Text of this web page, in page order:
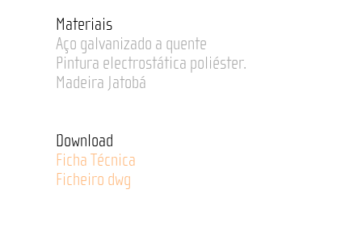
Materiais
Aço galvanizado a quente
Pintura electrostática poliéster.
Madeira Jatobá
Download
Ficha Técnica
Ficheiro dwg